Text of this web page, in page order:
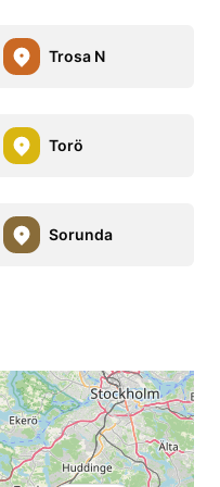
Trosa N
Torö
Sorunda